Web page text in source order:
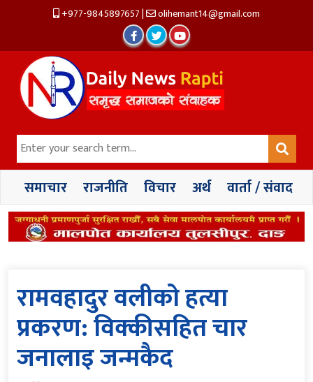
+977-9845897657| olihemant14@gmail.com
समाचार राजनीति विचार अर्थ वार्ता / संवाद
रामवहादुर वलीको हत्या
प्रकरण: विक्कीसहित चार
जनालाइ जन्मकैद